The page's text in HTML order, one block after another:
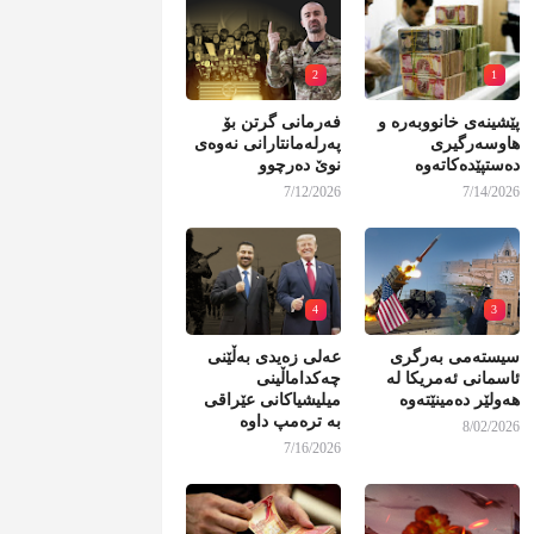
1
پێشینەی خانووبەرە و
هاوسەرگیری
دەستپێدەکاتەوە
7/14/2026
2
فەرمانی گرتن بۆ
پەرلەمانتارانی نەوەی
نوێ دەرچوو
7/12/2026
3
سیستەمی بەرگری
ئاسمانی ئەمریکا لە
هەولێر دەمینێتەوە
8/02/2026
4
عەلی زەیدی بەڵێنی
چەکداماڵینی
میلیشیاکانی عێراقی
بە ترەمپ داوە
7/16/2026